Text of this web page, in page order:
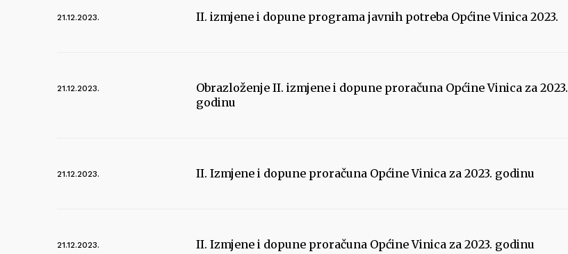
21.12.2023. II. izmjene i dopune programa javnih potreba Općine Vinica 2023.
21.12.2023.
Obrazloženje II. izmjene i dopune proračuna Općine Vinica za 2023.
godinu
21.12.2023. II. Izmjene i dopune proračuna Općine Vinica za 2023. godinu
21.12.2023. II. Izmjene i dopune proračuna Općine Vinica za 2023. godinu